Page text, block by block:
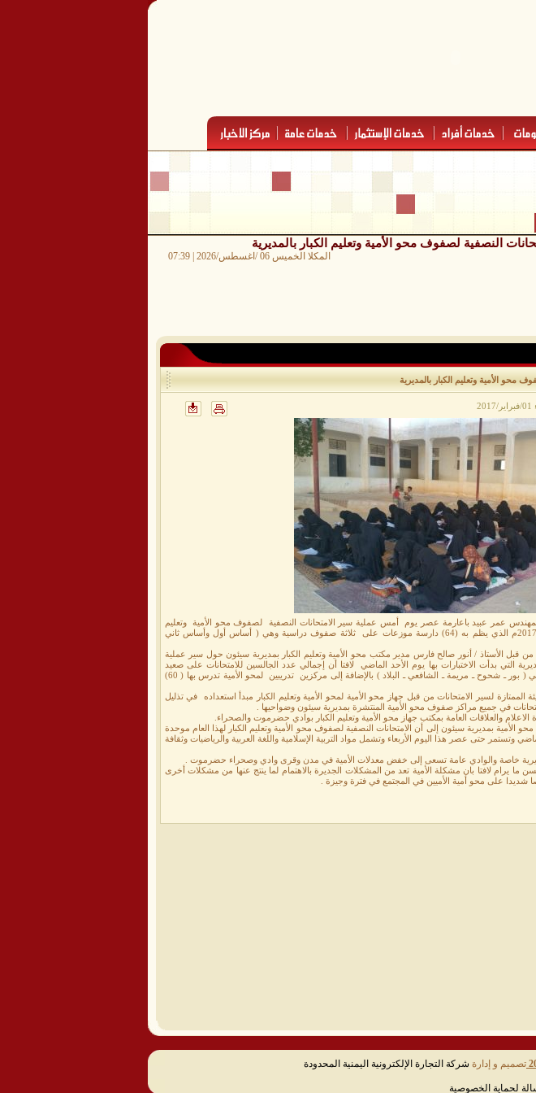
النصفية لصفوف محو الأمية وتعليم الكبار بالمديرية
المكلا الخميس 06 /اغسطس/2026 | 07:39
محو الأمية وتعليم الكبار بالمديرية
عمر عبيد باعارمة عصر يوم أمس عملية سير الامتحانات النصفية لصفوف محو الأمية وتعليم
الكبار بمركز مريمة بمديرية سيئون للعام الدراسي 2016/ 2017م الذي يظم به (64) دارسة موزعات على ثلاثة صفوف دراسية وهي ( أساس أول وأساس ثاني
قبل الأستاذ / أنور صالح فارس مدير مكتب محو الأمية وتعليم الكبار بمديرية سيئون حول سير عملية
التي بدأت الاختبارات بها يوم الأحد الماضي لافتا أن إجمالي عدد الجالسين للامتحانات على صعيد
المديرية (234) دارسة موزعات على أربع مراكز دراسية وهي ( بور ـ شحوح ـ مريمة ـ الشافعي ـ البلاد ) بالإضافة إلى مركزين تدريبين لمحو الأمية تدرس بها ( 60)
الممتازة لسير الامتحانات من قبل جهاز محو الأمية لمحو الأمية وتعليم الكبار مبدأ استعداده في تذليل
في جميع مراكز صفوف محو الأمية المنتشرة بمديرية سيئون وضواحيها .
والعلاقات العامة بمكتب جهاز محو الأمية وتعليم الكبار بوادي حضرموت والصحراء.
بمديرية سيئون إلى أن الامتحانات النصفية لصفوف محو الأمية وتعليم الكبار لهذا العام موحدة
وتستمر حتى عصر هذا اليوم الأربعاء وتشمل مواد التربية الإسلامية واللغة العربية والرياضيات وثقافة
خاصة والوادي عامة تسعى إلى خفض معدلات الأمية في مدن وقرى وادي وصحراء حضرموت .
ما يرام لافتا بان مشكلة الأمية تعد من المشكلات الجديرة بالاهتمام لما ينتج عنها من مشكلات أخرى
على محو أمية الأميين في المجتمع في فترة وجيزة .
تصميم و إدارة شركة التجارة الإلكترونية اليمنية المحدودة
لحماية الخصوصية